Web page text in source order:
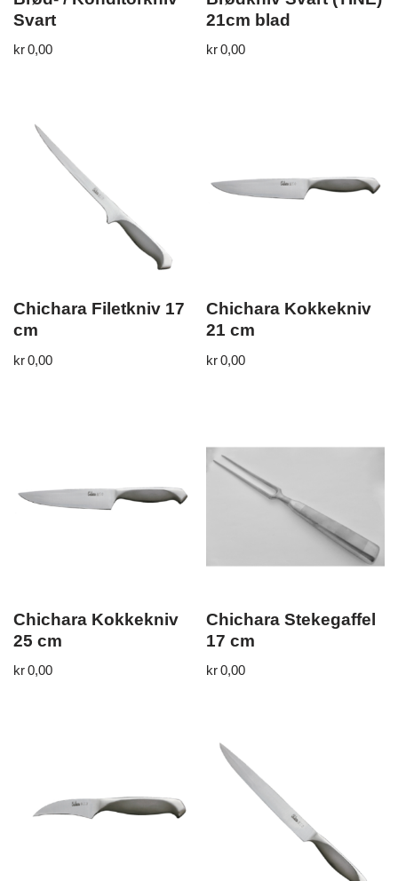
Svart
kr0,00
21cm blad
kr0,00
Chichara Filetkniv 17
cm
kr0,00
Chichara Kokkekniv
21 cm
kr0,00
Chichara Kokkekniv
25 cm
kr0,00
Chichara Stekegaffel
17 cm
kr0,00